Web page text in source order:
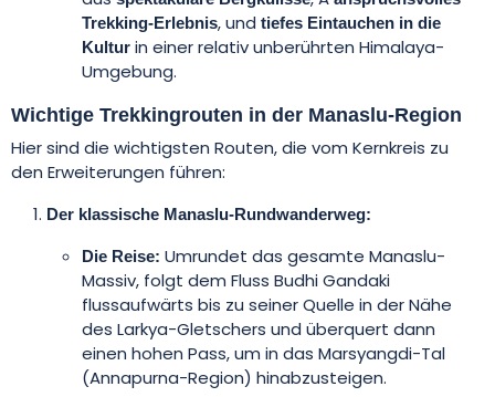
Trekking-Erlebnis, und tiefes Eintauchen in die
Kultur in einer relativ unberührten Himalaya-
Umgebung.
Wichtige Trekkingrouten in der Manaslu-Region
Hier sind die wichtigsten Routen, die vom Kernkreis zu
den Erweiterungen führen:
Der klassische Manaslu-Rundwanderweg:
Die Reise: Umrundet das gesamte Manaslu-
Massiv, folgt dem Fluss Budhi Gandaki
flussaufwärts bis zu seiner Quelle in der Nähe
des Larkya-Gletschers und überquert dann
einen hohen Pass, um in das Marsyangdi-Tal
(Annapurna-Region) hinabzusteigen.